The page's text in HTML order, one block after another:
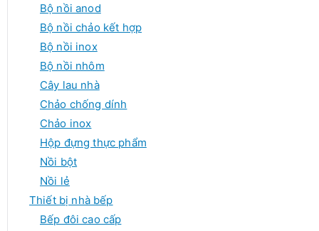
Bộ nồi anod
Bộ nồi chảo kết hợp
Bộ nồi inox
Bộ nồi nhôm
Cây lau nhà
Chảo chống dính
Chảo inox
Hộp đựng thực phẩm
Nồi bột
Nồi lẻ
Thiết bị nhà bếp
Bếp đôi cao cấp